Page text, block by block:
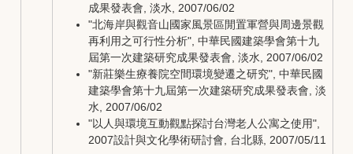
成果發表會, 淡水, 2007/06/02
"北海岸與觀音山國家風景區閒置軍營與周邊景觀
再利用之可行性分析", 中華民國建築學會第十九
屆第一次建築研究成果發表會, 淡水, 2007/06/02
"新莊樂生療養院空間環境變遷之研究", 中華民國
建築學會第十九屆第一次建築研究成果發表會, 淡
水, 2007/06/02
"以人與環境互動觀點探討台灣老人公寓之使用",
2007設計與文化學術研討會, 台北縣, 2007/05/11